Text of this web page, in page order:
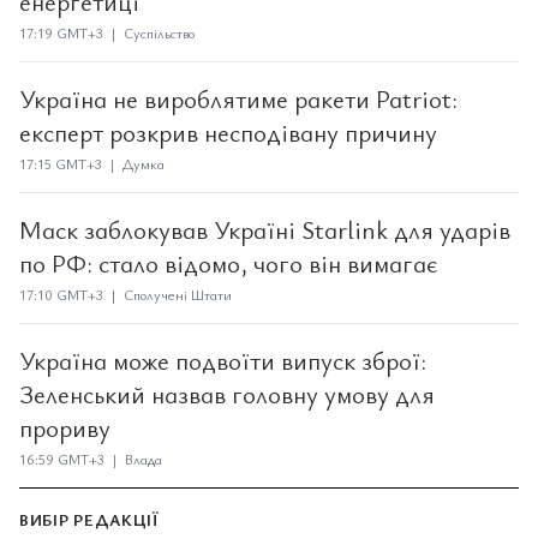
17:19 GMT+3 | Суспільство
Україна не вироблятиме ракети Patriot:
експерт розкрив несподівану причину
17:15 GMT+3 | Думка
Маск заблокував Україні Starlink для ударів
по РФ: стало відомо, чого він вимагає
17:10 GMT+3 | Сполучені Штати
Україна може подвоїти випуск зброї:
Зеленський назвав головну умову для
прориву
16:59 GMT+3 | Влада
ВИБІР РЕДАКЦІЇ